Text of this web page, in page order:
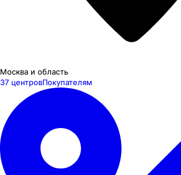
Москва и область
37 центровПокупателям